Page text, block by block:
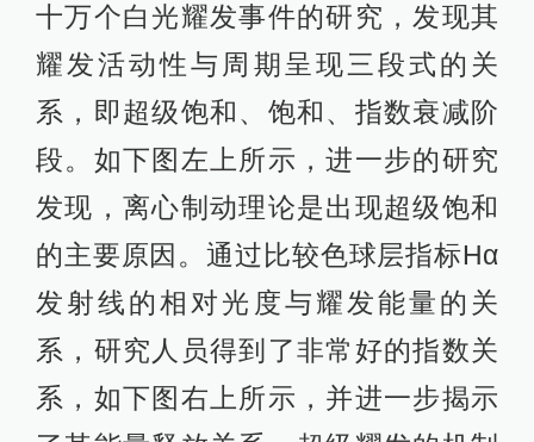
十万个白光耀发事件的研究，发现其
耀发活动性与周期呈现三段式的关
系，即超级饱和、饱和、指数衰减阶
段。如下图左上所示，进一步的研究
发现，离心制动理论是出现超级饱和
的主要原因。通过比较色球层指标Hα
发射线的相对光度与耀发能量的关
系，研究人员得到了非常好的指数关
系，如下图右上所示，并进一步揭示